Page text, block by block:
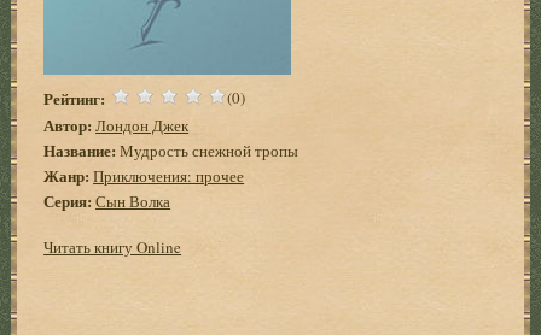
Рейтинг: (0)
Автор: Лондон Джек
Название: Мудрость снежной тропы
Жанр: Приключения: прочее
Серия: Сын Волка
Читать книгу Online